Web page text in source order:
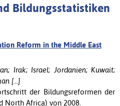
Bildungsstatistiken
Reform in the Middle East
Irak; Israel; Jordanien; Kuwait;
[...]
der Bildungsreformen der
North Africa) von 2008.